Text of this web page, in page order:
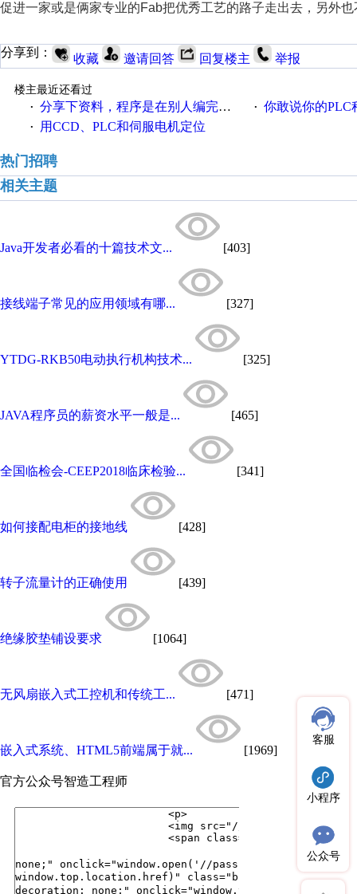
促进一家或是俩家专业的Fab把优秀工艺的路子走出去，另外
分享到： 收藏 邀请回答 回复楼主 举报
楼主最近还看过
· 分享下资料，程序是在别人编完的基础上改的 · 你敢说你的PLC程序写的好
· 用CCD、PLC和伺服电机定位
热门招聘
相关主题
Java开发者必看的十篇技术文... [403]
接线端子常见的应用领域有哪... [327]
YTDG-RKB50电动执行机构技术... [325]
JAVA程序员的薪资水平一般是... [465]
全国临检会-CEEP2018临床检验... [341]
如何接配电柜的接地线 [428]
转子流量计的正确使用 [439]
绝缘胶垫铺设要求 [1064]
无风扇嵌入式工控机和传统工... [471]
嵌入式系统、HTML5前端属于就... [1969]
官方公众号智造工程师
客服
小程序
公众号